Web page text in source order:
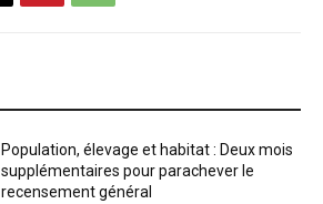
Population, élevage et habitat : Deux mois
supplémentaires pour parachever le
recensement général